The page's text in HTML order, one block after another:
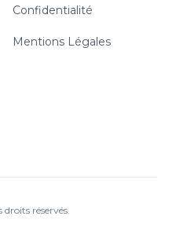
Confidentialité
Mentions Légales
droits réservés.